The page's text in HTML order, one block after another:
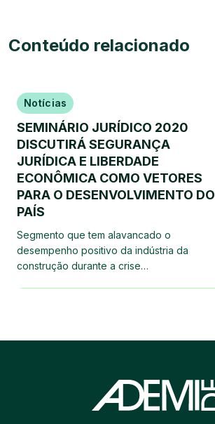
Conteúdo relacionado
Notícias
SEMINÁRIO JURÍDICO 2020
DISCUTIRÁ SEGURANÇA
JURÍDICA E LIBERDADE
ECONÔMICA COMO VETORES
PARA O DESENVOLVIMENTO DO
PAÍS
Segmento que tem alavancado o
desempenho positivo da indústria da
construção durante a crise…